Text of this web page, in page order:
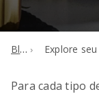
Blog
Para cada tipo